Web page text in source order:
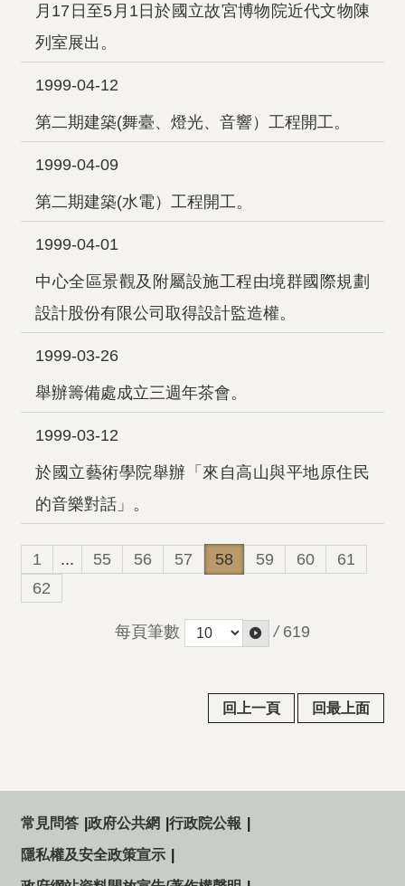
月17日至5月1日於國立故宮博物院近代文物陳
列室展出。
1999-04-12
第二期建築(舞臺、燈光、音響）工程開工。
1999-04-09
第二期建築(水電）工程開工。
1999-04-01
中心全區景觀及附屬設施工程由境群國際規劃
設計股份有限公司取得設計監造權。
1999-03-26
舉辦籌備處成立三週年茶會。
1999-03-12
於國立藝術學院舉辦「來自高山與平地原住民
的音樂對話」。
1 ... 55 56 57 58 59 60
61
62
每頁筆數 / 619
回上一頁 回最上面
常見問答 政府公共網 行政院公報
隱私權及安全政策宣示